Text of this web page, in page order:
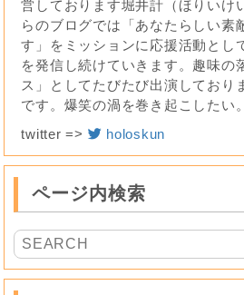
営しております堀井計（ほりいけ
らのブログでは「あなたらしい素
す」をミッションに応援活動とし
を発信し続けていきます。趣味の
ス」としてたびたび出演しており
です。爆笑の渦を巻き起こしたい。
twitter =>
holoskun
ページ内検索